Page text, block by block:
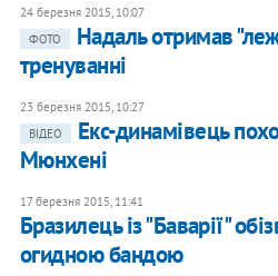
24 березня 2015, 10:07
ФОТО
Надаль отримав
тренуванні
23 березня 2015, 10:27
ВІДЕО
Екс-динамівець
Мюнхені
17 березня 2015, 11:41
Бразилець із "Баварії"
огидною бандою